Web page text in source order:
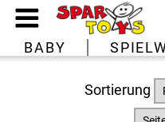
BABY
Sortierung